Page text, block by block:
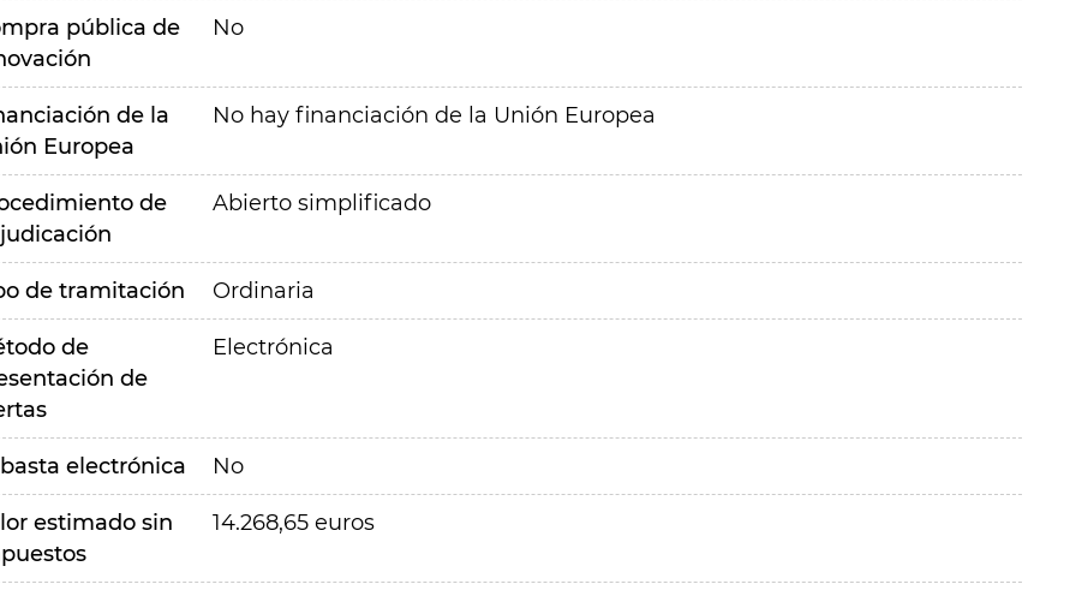
pública de
No
de la
Europea
No hay financiación de la Unión Europea
de
Abierto simplificado
de tramitación Ordinaria
de
de
Electrónica
electrónica No
estimado sin
14.268,65 euros